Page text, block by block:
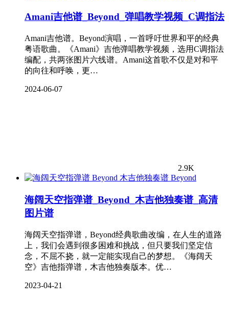
Amani吉他谱_Beyond_弹唱教学视频_C调指法
Amani吉他谱。Beyond演唱，一首呼吁世界和平的经典
粤语歌曲。《Amani》吉他弹唱教学视频，选用C调指法
编配，共两张图片六线谱。Amani这首歌不仅是对和平
的向往和呼唤，更…
2024-06-07
2.9K
Beyond
海阔天空指弹谱_Beyond_木吉他独奏谱_高清
图片谱
海阔天空指弹谱，Beyond经典歌曲改编，在人生的道路
上，我们会遇到很多困难和挑战，但只要我们坚定信
念，不屈不挠，就一定能实现自己的梦想。《海阔天
空》吉他指弹谱，木吉他独奏版本。优…
2023-04-21